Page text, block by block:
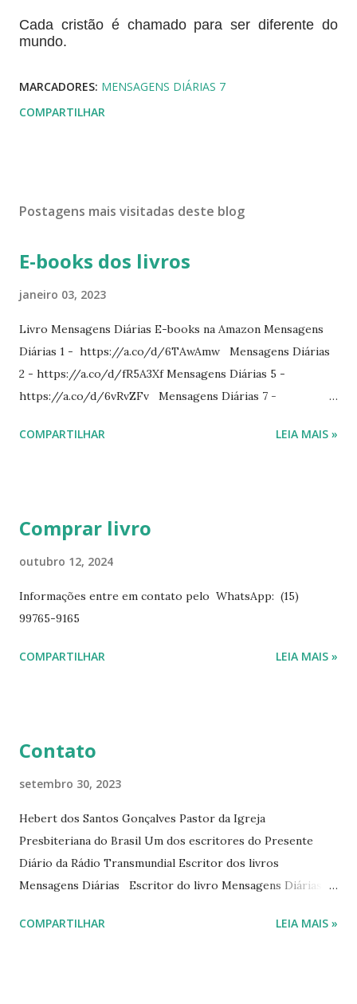
Cada cristão é chamado para ser diferente do
mundo.
MARCADORES: MENSAGENS DIÁRIAS 7
COMPARTILHAR
Postagens mais visitadas deste blog
E-books dos livros
janeiro 03, 2023
Livro Mensagens Diárias E-books na Amazon Mensagens
Diárias 1 - https://a.co/d/6TAwAmw Mensagens Diárias
2 - https://a.co/d/fR5A3Xf Mensagens Diárias 5 -
https://a.co/d/6vRvZFv Mensagens Diárias 7 -
https://a.co/d/h4iP1oj Mensagens Diárias 10 -
Mensagens Diárias 4 -
mensagens diárias traz uma meditação para cada dia do
ano. Passagens bíblicas, ilustrações, histórias
Diário da Rádio Trans mundial a mais de 15 anos. Escreveu o
COMPARTILHAR LEIA MAIS »
Comprar livro
outubro 12, 2024
Informações entre em contato pelo WhatsApp: (15)
99765-9165
COMPARTILHAR LEIA MAIS »
Contato
setembro 30, 2023
Hebert dos Santos Gonçalves Pastor da Igreja
Presbiteriana do Brasil Um dos escritores do Presente
Diário da Rádio Transmundial Escritor dos livros
Mensagens Diárias Escritor do livro Mensagens Diárias da
livromensagensdiarias@gmail.com Whatsapp: (15) 99765-
COMPARTILHAR LEIA MAIS »